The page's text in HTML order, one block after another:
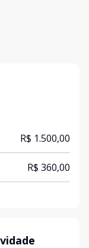
R$ 1.500,00
R$ 360,00